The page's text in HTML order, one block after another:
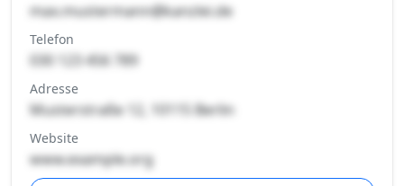
max.mustermann@kanzlei.de
Telefon
030 123 456 789
Adresse
Musterstraße 12, 10115 Berlin
Website
www.example.org